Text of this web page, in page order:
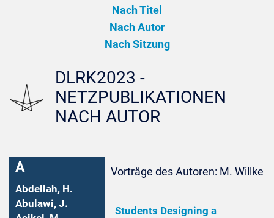
Nach Titel
Nach Autor
Nach Sitzung
DLRK2023 -
NETZPUBLIKATIONEN
NACH AUTOR
A
Abdellah, H.
Abulawi, J.
Vorträge des Autoren: M. Willke
Students Designing a